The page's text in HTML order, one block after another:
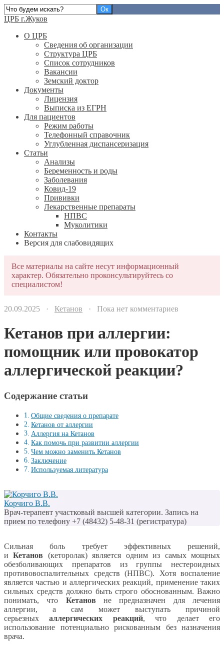
ЦРБ г.Жуков
О ЦРБ
Сведения об организации
Структура ЦРБ
Список сотрудников
Вакансии
Земский доктор
Документы
Лицензия
Выписка из ЕГРН
Для пациентов
Режим работы
Телефонный справочник
Углубленная диспансеризация
Статьи
Анализы
Беременность и роды
Заболевания
Ковид-19
Прививки
Лекарственные препараты
НПВС
Муколитики
Контакты
Версия для слабовидящих
Все материалы на сайте несут информационный
характер. Обязательно проконсультируйтесь со
специалистом!
20.09.2025 · Кетанов · Пока нет комментариев
Кетанов при аллергии:
помощник или провокатор
аллергической реакции?
Содержание статьи
Общие сведения о препарате
Кетанов от аллергии
Аллергия на Кетанов
Как помочь при развитии аллергии
Чем можно заменить Кетанов
Заключение
Используемая литература
Корчиго В.В.
Врач-терапевт участковый высшей категории. Запись на
прием по телефону +7 (48432) 5-48-31 (регистратура)
Сильная боль требует эффективных решений,
иКетанов (кеторолак) является одним из самых мощных
обезболивающих препаратов из группы нестероидных
противовоспалительных средств (НПВС). Хотя воспаление
является частью и аллергических реакций, применение таких
сильных средств должно быть строго обоснованным. Важно
понимать, что Кетанов не предназначен для лечения
аллергии, а сам может выступать причиной
серьезныхаллергических реакций, что делает его
использование потенциально рискованным без назначения
врача.